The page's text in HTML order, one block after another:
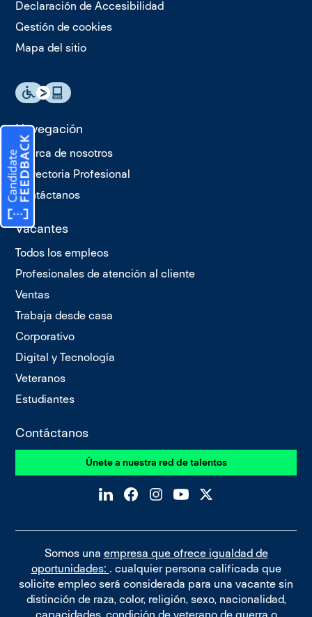
Declaración de Accesibilidad
Gestión de cookies
Mapa del sitio
Navegación
Acerca de nosotros
Trayectoria Profesional
Contáctanos
Vacantes
Todos los empleos
Profesionales de atención al cliente
Ventas
Trabaja desde casa
Corporativo
Digital y Tecnología
Veteranos
Estudiantes
Contáctanos
Únete a nuestra red de talentos
Somos una empresa que ofrece igualdad de
oportunidades: . cualquier persona calificada que
solicite empleo será considerada para una vacante sin
distinción de raza, color, religión, sexo, nacionalidad,